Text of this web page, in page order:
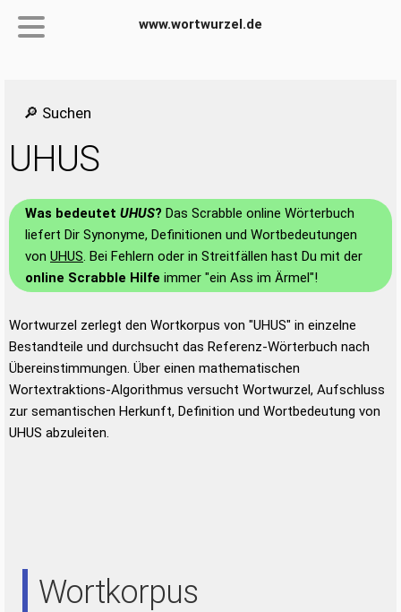
www.wortwurzel.de
🔎 Suchen
UHUS
Was bedeutet UHUS? Das Scrabble online Wörterbuch
liefert Dir Synonyme, Definitionen und Wortbedeutungen
von UHUS. Bei Fehlern oder in Streitfällen hast Du mit der
online Scrabble Hilfe immer "ein Ass im Ärmel"!
Wortwurzel zerlegt den Wortkorpus von "UHUS" in einzelne
Bestandteile und durchsucht das Referenz-Wörterbuch nach
Übereinstimmungen. Über einen mathematischen
Wortextraktions-Algorithmus versucht Wortwurzel, Aufschluss
zur semantischen Herkunft, Definition und Wortbedeutung von
UHUS abzuleiten.
Wortkorpus